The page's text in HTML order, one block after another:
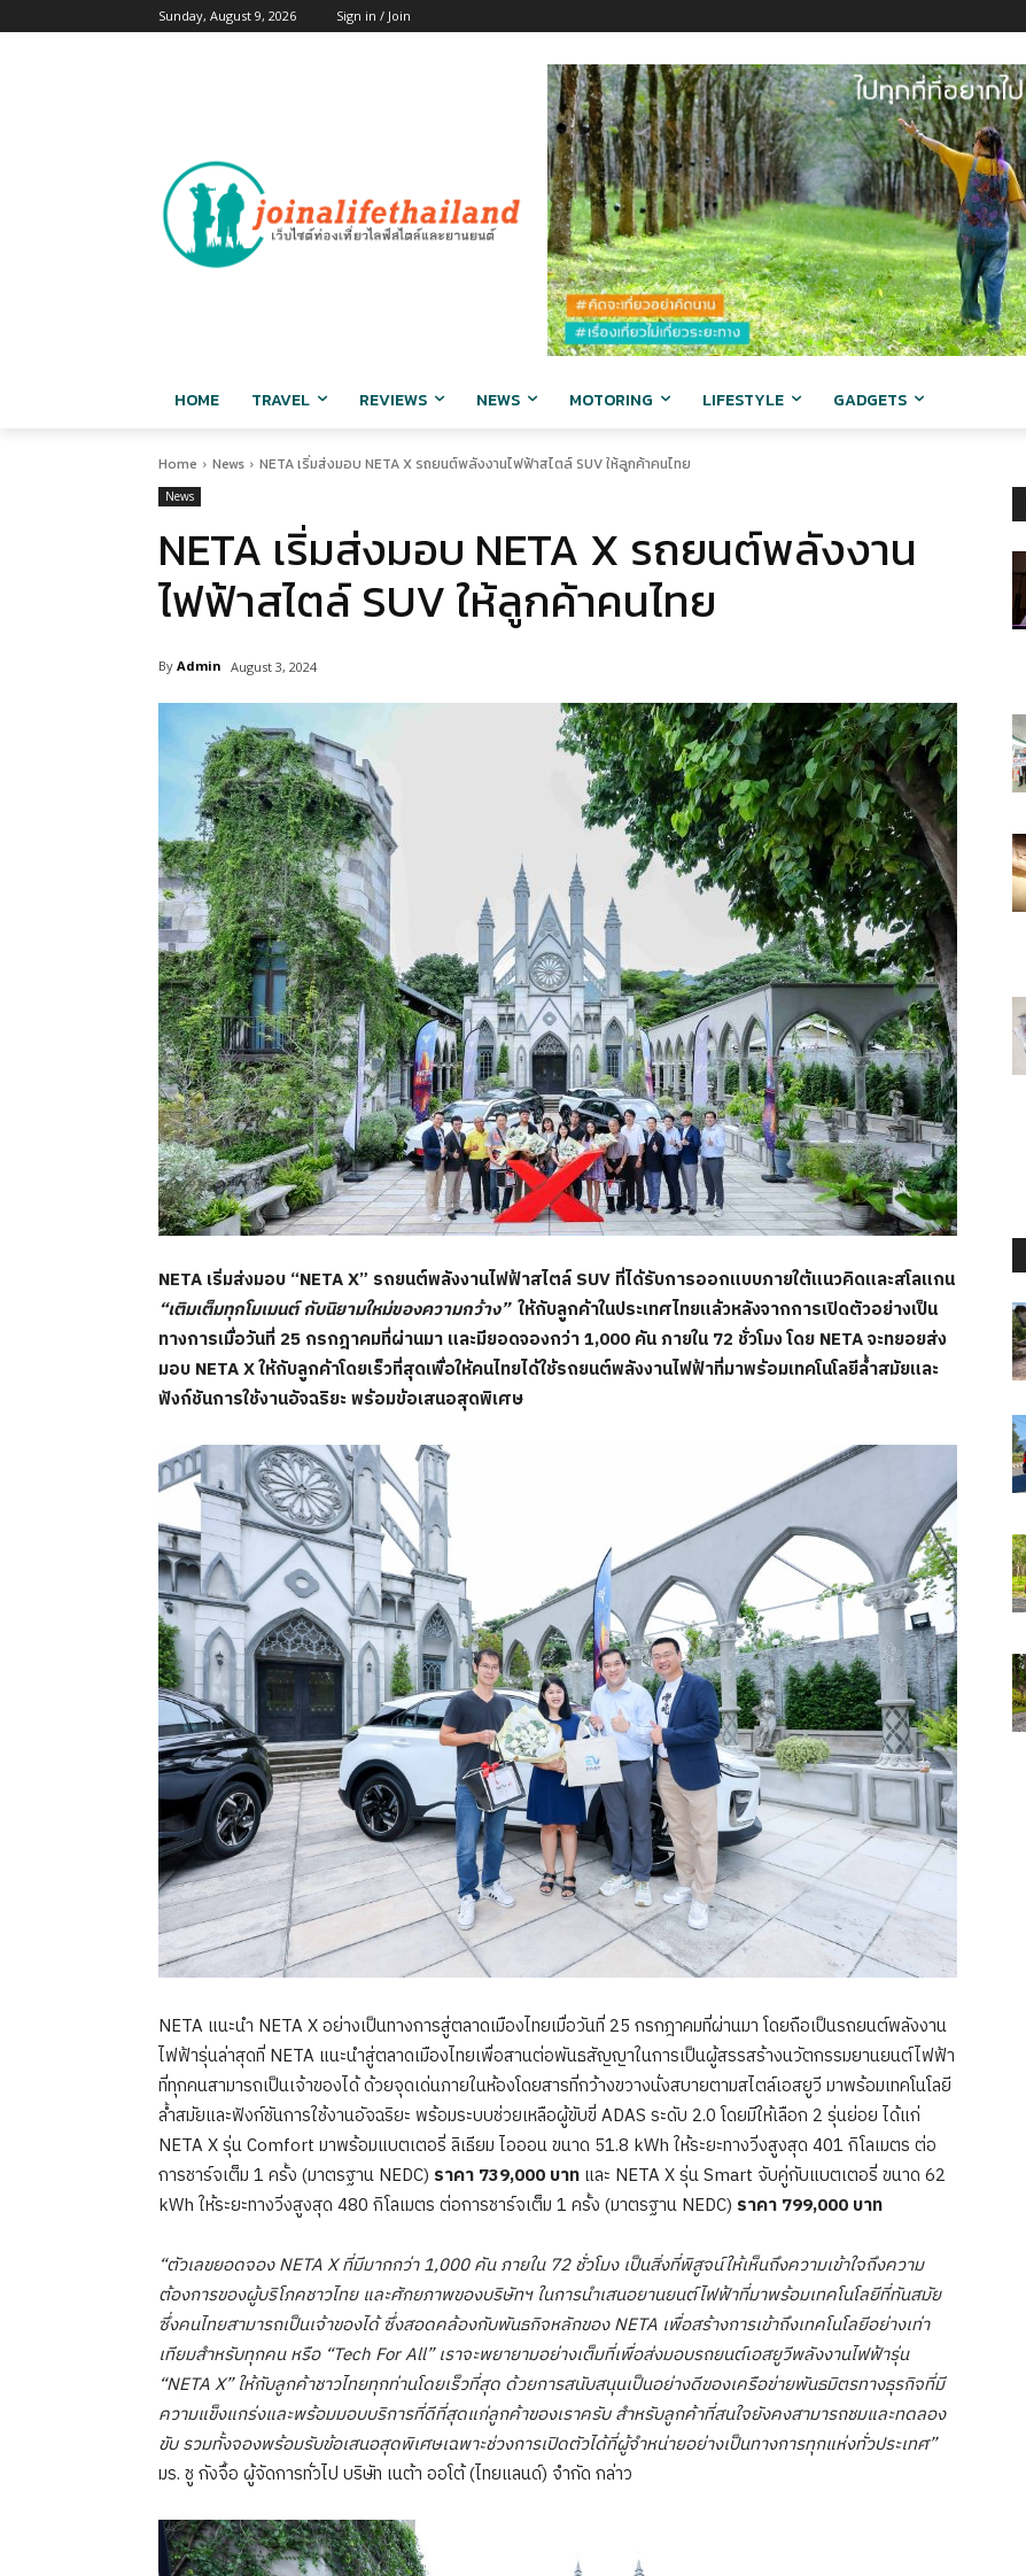
Sunday, August 9, 2026 Sign in / Join
HOME TRAVEL REVIEWS NEWS MOTORING LIFESTYLE GADGETS
Home News NETA เริ่มส่งมอบ NETA X รถยนต์พลังงานไฟฟ้าสไตล์ SUV ให้ลูกค้าคนไทย
News
NETA เริ่มส่งมอบ NETA X รถยนต์พลังงาน
ไฟฟ้าสไตล์ SUV ให้ลูกค้าคนไทย
By Admin August 3, 2024
NETA เริ่มส่งมอบ “NETA X” รถยนต์พลังงานไฟฟ้าสไตล์ SUV ที่ได้รับการออกแบบภายใต้แนวคิดและสโลแกน
“เติมเต็มทุกโมเมนต์ กับนิยามใหม่ของความกว้าง”ให้กับลูกค้าในประเทศไทยแล้วหลังจากการเปิดตัวอย่างเป็น
ทางการเมื่อวันที่ 25 กรกฎาคมที่ผ่านมา และมียอดจองกว่า 1,000 คัน ภายใน 72 ชั่วโมง โดย NETA จะทยอยส่ง
มอบ NETA X ให้กับลูกค้าโดยเร็วที่สุดเพื่อให้คนไทยได้ใช้รถยนต์พลังงานไฟฟ้าที่มาพร้อมเทคโนโลยีล้ำสมัยและ
ฟังก์ชันการใช้งานอัจฉริยะ พร้อมข้อเสนอสุดพิเศษ
NETA แนะนำ NETA X อย่างเป็นทางการสู่ตลาดเมืองไทยเมื่อวันที่ 25 กรกฎาคมที่ผ่านมา โดยถือเป็นรถยนต์พลังงาน
ไฟฟ้ารุ่นล่าสุดที่ NETA แนะนำสู่ตลาดเมืองไทยเพื่อสานต่อพันธสัญญาในการเป็นผู้สรรสร้างนวัตกรรมยานยนต์ไฟฟ้า
ที่ทุกคนสามารถเป็นเจ้าของได้ ด้วยจุดเด่นภายในห้องโดยสารที่กว้างขวางนั่งสบายตามสไตล์เอสยูวี มาพร้อมเทคโนโลยี
ล้ำสมัยและฟังก์ชันการใช้งานอัจฉริยะ พร้อมระบบช่วยเหลือผู้ขับขี่ ADAS ระดับ 2.0 โดยมีให้เลือก 2 รุ่นย่อย ได้แก่
NETA X รุ่น Comfort มาพร้อมแบตเตอรี่ ลิเธียม ไอออน ขนาด 51.8 kWh ให้ระยะทางวิ่งสูงสุด 401 กิโลเมตร ต่อ
การชาร์จเต็ม 1 ครั้ง (มาตรฐาน NEDC) ราคา 739,000 บาท และ NETA X รุ่น Smart จับคู่กับแบตเตอรี่ ขนาด 62
kWh ให้ระยะทางวิ่งสูงสุด 480 กิโลเมตร ต่อการชาร์จเต็ม 1 ครั้ง (มาตรฐาน NEDC) ราคา 799,000 บาท
“ตัวเลขยอดจองNETA X ที่มีมากกว่า1,000 คัน ภายใน 72 ชั่วโมง เป็นสิ่งที่พิสูจน์ให้เห็นถึงความเข้าใจถึงความ
ต้องการของผู้บริโภคชาวไทย และศักยภาพของบริษัทฯ ในการนำเสนอยานยนต์ไฟฟ้าที่มาพร้อมเทคโนโลยีที่ทันสมัย
ซึ่งคนไทยสามารถเป็นเจ้าของได้ ซึ่งสอดคล้องกับพันธกิจหลักของNETA เพื่อสร้างการเข้าถึงเทคโนโลยีอย่างเท่า
เทียมสําหรับทุกคน หรือ “Tech For All” เราจะพยายามอย่างเต็มที่เพื่อส่งมอบรถยนต์เอสยูวีพลังงานไฟฟ้ารุ่น
“NETA X” ให้กับลูกค้าชาวไทยทุกท่านโดยเร็วที่สุด ด้วยการสนับสนุนเป็นอย่างดีของเครือข่ายพันธมิตรทางธุรกิจที่มี
ความแข็งแกร่งและพร้อมมอบบริการที่ดีที่สุดแก่ลูกค้าของเราครับ สำหรับลูกค้าที่สนใจยังคงสามารถชมและทดลอง
ขับ รวมทั้งจองพร้อมรับข้อเสนอสุดพิเศษเฉพาะช่วงการเปิดตัวได้ที่ผู้จำหน่ายอย่างเป็นทางการทุกแห่งทั่วประเทศ”
มร. ชู กังจื้อ ผู้จัดการทั่วไป บริษัท เนต้า ออโต้ (ไทยแลนด์) จำกัด กล่าว